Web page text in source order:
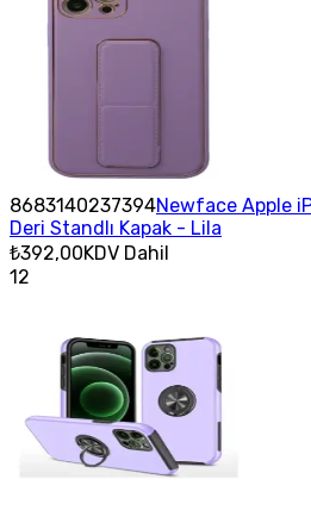
8683140237394Newface Apple
Deri Standlı Kapak - Lila
₺392,00KDV Dahil
12